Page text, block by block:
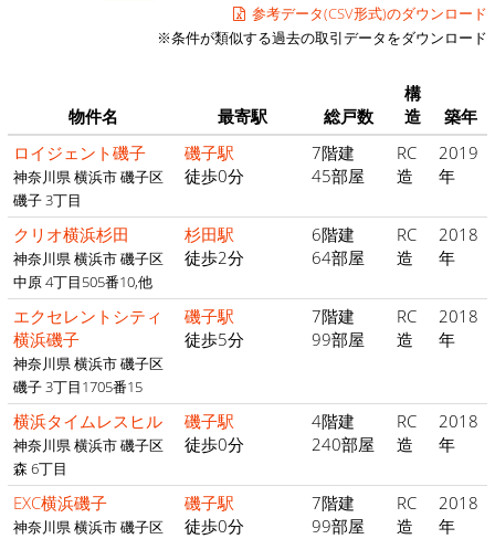
参考データ(CSV形式)のダウンロード
※条件が類似する過去の取引データをダウンロード
物件名 最寄駅 総戸数
構
造
築年
ロイジェント磯子
神奈川県 横浜市 磯子区
磯子 3丁目
磯子駅
徒歩0分
7階建
45部屋
RC
造
2019
年
クリオ横浜杉田
神奈川県 横浜市 磯子区
中原 4丁目505番10,他
杉田駅
徒歩2分
6階建
64部屋
RC
造
2018
年
エクセレントシティ
横浜磯子
神奈川県 横浜市 磯子区
磯子 3丁目1705番15
磯子駅
徒歩5分
7階建
99部屋
RC
造
2018
年
横浜タイムレスヒル
神奈川県 横浜市 磯子区
森 6丁目
磯子駅
徒歩0分
4階建
240部屋
RC
造
2018
年
EXC横浜磯子
神奈川県 横浜市 磯子区
磯子駅
徒歩0分
7階建
99部屋
RC
造
2018
年